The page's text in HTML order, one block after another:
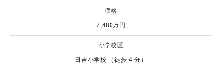
価格
7,480万円
小学校区
日吉小学校 （徒歩 4 分）